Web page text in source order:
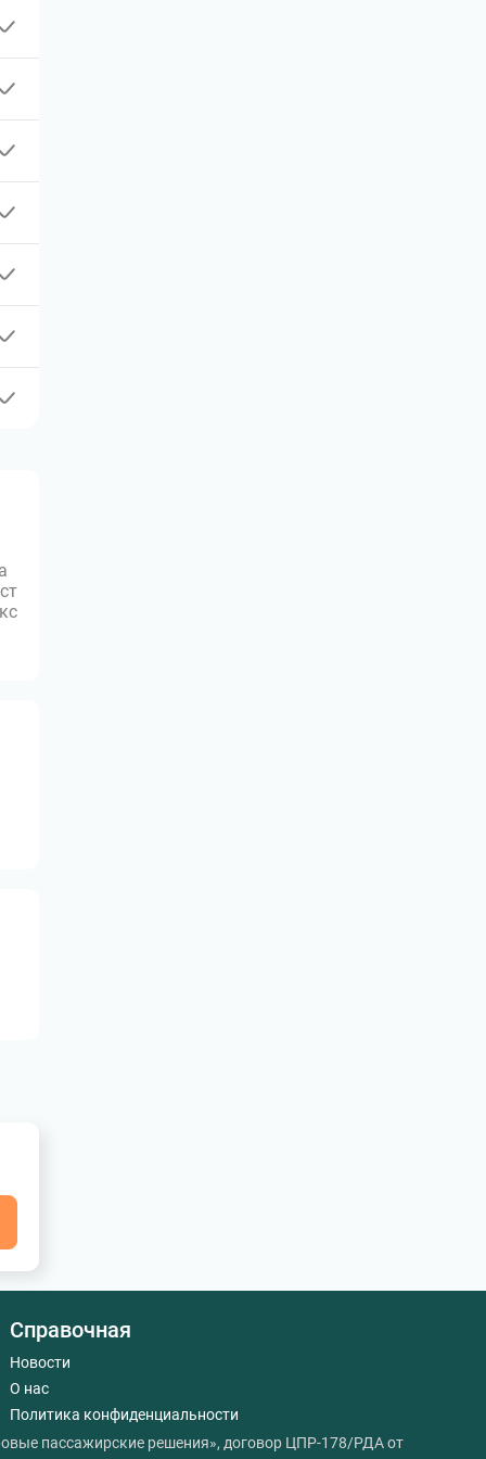
Справочная
Новости
О нас
Политика конфиденциальности
пассажирские решения», договор ЦПР-178/РДА от